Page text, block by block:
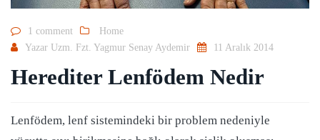
1 comment
Home
Yazar Uzm. Fzt. Yagmur Senay Aydemir 11 Aralık 2014
Herediter Lenfödem Nedir
Lenfödem, lenf sistemindeki bir problem nedeniyle